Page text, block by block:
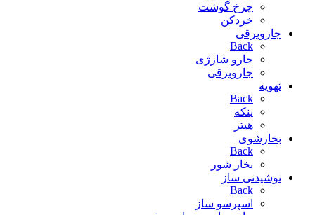
چرخ گوشت
خردکن
جاروبرقی
Back
جارو شارژی
جاروبرقی
تهویه
Back
پنکه
هیتر
بخارشوی
Back
بخار شور
نوشیدنی ساز
Back
اسپرسو ساز